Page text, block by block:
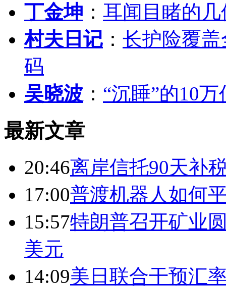
丁金坤 ： 耳闻目睹的
村夫日记 ： 长护险覆
码
吴晓波 ： “沉睡”的10
最新文章
20:46离岸信托90天补
17:00普渡机器人如何
15:57特朗普召开矿业
美元
14:09美日联合干预汇